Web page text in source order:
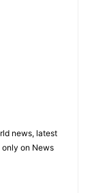
news, latest
only on News